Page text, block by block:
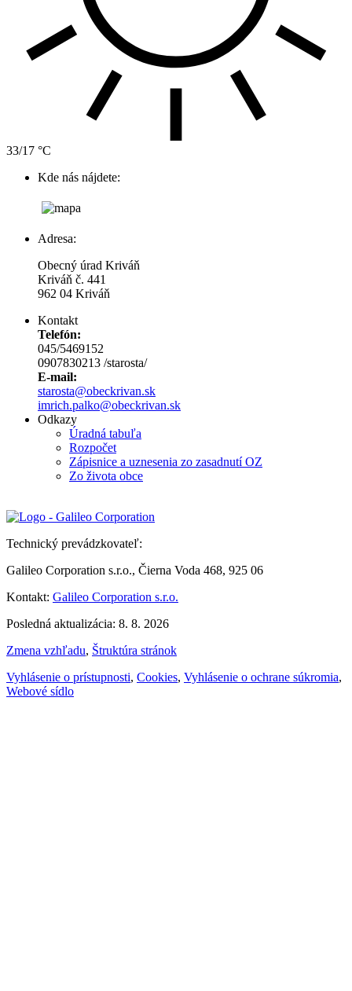
33/17 °C
Kde nás nájdete:
Adresa:
Obecný úrad Kriváň
Kriváň č. 441
962 04 Kriváň
Kontakt
Telefón:
045/5469152
0907830213 /starosta/
E-mail:
starosta@obeckrivan.sk
imrich.palko@obeckrivan.sk
Odkazy
Úradná tabuľa
Rozpočet
Zápisnice a uznesenia zo zasadnutí OZ
Zo života obce
Technický prevádzkovateľ:
Galileo Corporation s.r.o., Čierna Voda 468, 925 06
Kontakt: Galileo Corporation s.r.o.
Posledná aktualizácia: 8. 8. 2026
Zmena vzhľadu, Štruktúra stránok
Vyhlásenie o prístupnosti, Cookies, Vyhlásenie o ochrane súkromia,
Webové sídlo